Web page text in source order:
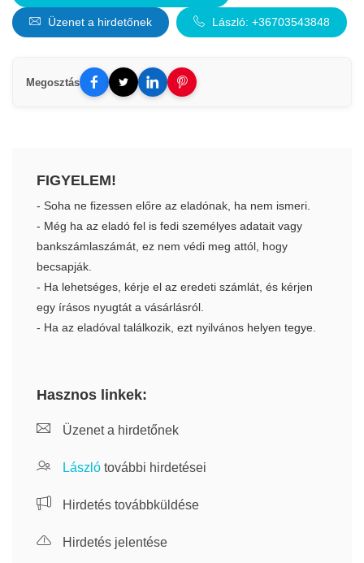
Üzenet a hirdetőnek László: +36703543848
Megosztás
FIGYELEM!
- Soha ne fizessen előre az eladónak, ha nem ismeri.
- Még ha az eladó fel is fedi személyes adatait vagy
bankszámlaszámát, ez nem védi meg attól, hogy
becsapják.
- Ha lehetséges, kérje el az eredeti számlát, és kérjen
egy írásos nyugtát a vásárlásról.
- Ha az eladóval találkozik, ezt nyilvános helyen tegye.
Hasznos linkek:
Üzenet a hirdetőnek
László további hirdetései
Hirdetés továbbküldése
Hirdetés jelentése